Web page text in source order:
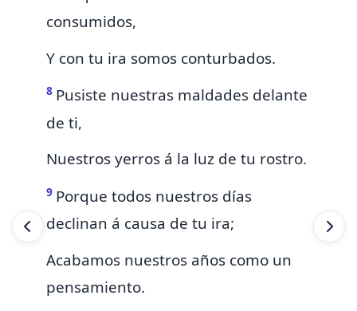
consumidos,
Y con tu ira somos conturbados.
8 Pusiste nuestras maldades delante
de ti,
Nuestros yerros á la luz de tu rostro.
9 Porque todos nuestros días
declinan á causa de tu ira;
Acabamos nuestros años como un
pensamiento.